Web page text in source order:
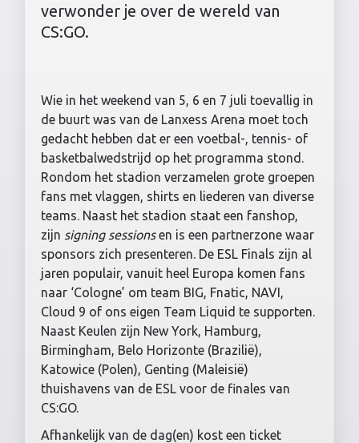
verwonder je over de wereld van
CS:GO.
Wie in het weekend van 5, 6 en 7 juli toevallig in
de buurt was van de Lanxess Arena moet toch
gedacht hebben dat er een voetbal-, tennis- of
basketbalwedstrijd op het programma stond.
Rondom het stadion verzamelen grote groepen
fans met vlaggen, shirts en liederen van diverse
teams. Naast het stadion staat een fanshop,
zijn signing sessionsen is een partnerzone waar
sponsors zich presenteren. De ESL Finals zijn al
jaren populair, vanuit heel Europa komen fans
naar ‘Cologne’ om team BIG, Fnatic, NAVI,
Cloud 9 of ons eigen Team Liquid te supporten.
Naast Keulen zijn New York, Hamburg,
Birmingham, Belo Horizonte (Brazilië),
Katowice (Polen), Genting (Maleisië)
thuishavens van de ESL voor de finales van
CS:GO.
Afhankelijk van de dag(en) kost een ticket